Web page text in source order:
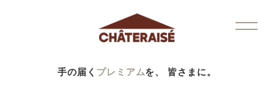
手の届く プレミアムを、 皆さまに。